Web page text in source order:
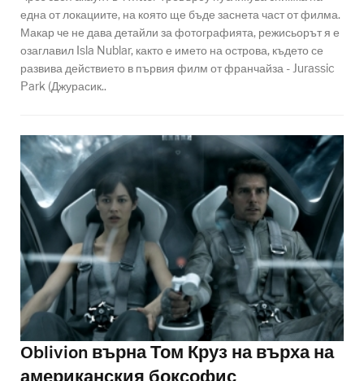
една от локациите, на която ще бъде заснета част от филма.
Макар че не дава детайли за фотографията, режисьорът я е
озаглавил Isla Nublar, както е името на острова, където се
развива действието в първия филм от франчайза - Jurassic
Park (Джурасик..
Oblivion върна Том Круз на върха на